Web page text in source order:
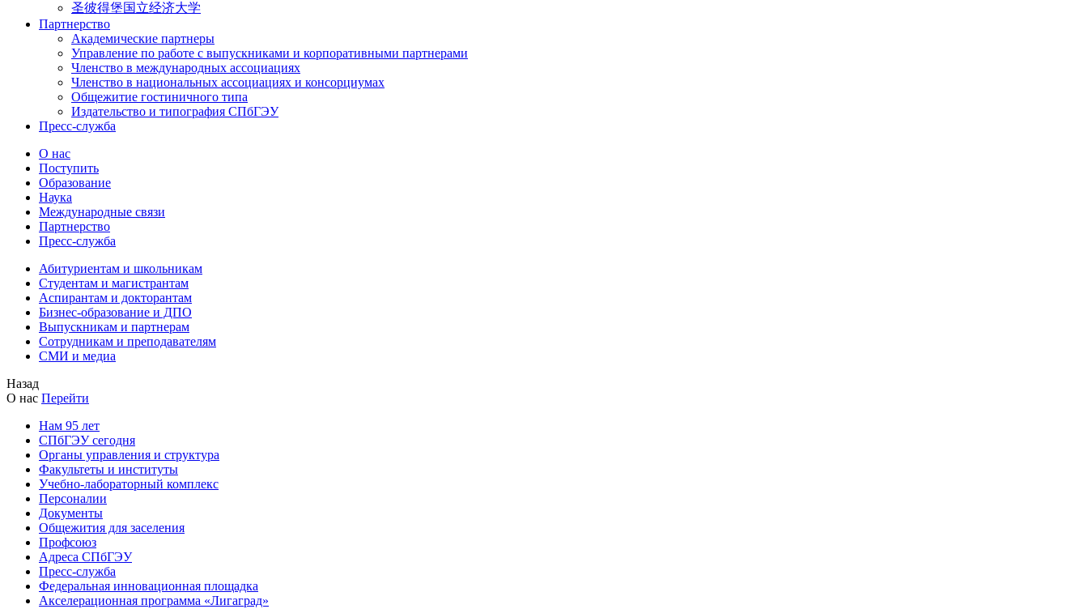
圣彼得堡国立经济大学
Партнерство
Академические партнеры
Управление по работе с выпускниками и корпоративными партнерами
Членство в международных ассоциациях
Членство в национальных ассоциациях и консорциумах
Общежитие гостиничного типа
Издательство и типография СПбГЭУ
Пресс-служба
О нас
Поступить
Образование
Наука
Международные связи
Партнерство
Пресс-служба
Абитуриентам и школьникам
Студентам и магистрантам
Аспирантам и докторантам
Бизнес-образование и ДПО
Выпускникам и партнерам
Сотрудникам и преподавателям
СМИ и медиа
Назад
О нас Перейти
Нам 95 лет
СПбГЭУ сегодня
Органы управления и структура
Факультеты и институты
Учебно-лабораторный комплекс
Персоналии
Документы
Общежития для заселения
Профсоюз
Адреса СПбГЭУ
Пресс-служба
Федеральная инновационная площадка
Акселерационная программа «Лигаград»­­